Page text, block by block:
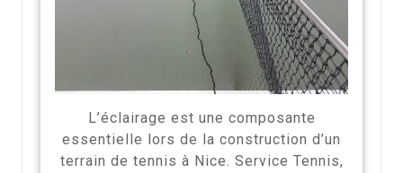
L’éclairage est une composante
essentielle lors de la construction d’un
terrain de tennis à Nice. Service Tennis,